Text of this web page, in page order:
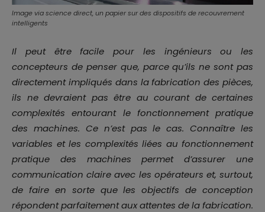
Image via science direct, un papier sur des dispositifs de recouvrement
intelligents
Il peut être facile pour les ingénieurs ou les
concepteurs de penser que, parce qu’ils ne sont pas
directement impliqués dans la fabrication des pièces,
ils ne devraient pas être au courant de certaines
complexités entourant le fonctionnement pratique
des machines. Ce n’est pas le cas. Connaître les
variables et les complexités liées au fonctionnement
pratique des machines permet d’assurer une
communication claire avec les opérateurs et, surtout,
de faire en sorte que les objectifs de conception
répondent parfaitement aux attentes de la fabrication.